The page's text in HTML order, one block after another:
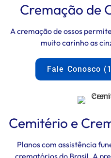
Cremação de
A cremação de ossos
muito carinho as
Fale Conosco
Cemitério e
Planos com assistência
crematórios do Brasil. A